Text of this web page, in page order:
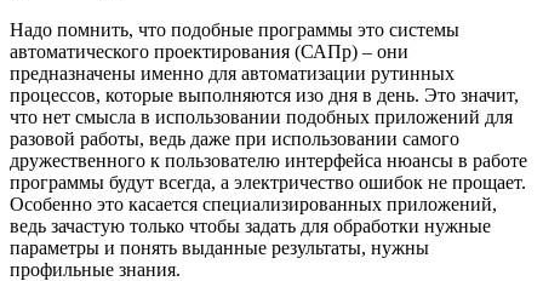
Надо помнить, что подобные программы это системы
автоматического проектирования (САПр) – они
предназначены именно для автоматизации рутинных
процессов, которые выполняются изо дня в день. Это значит,
что нет смысла в использовании подобных приложений для
разовой работы, ведь даже при использовании самого
дружественного к пользователю интерфейса нюансы в работе
программы будут всегда, а электричество ошибок не прощает.
Особенно это касается специализированных приложений,
ведь зачастую только чтобы задать для обработки нужные
параметры и понять выданные результаты, нужны
профильные знания.